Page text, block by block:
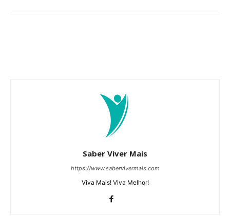
Saber Viver Mais
https://www.sabervivermais.com
Viva Mais! Viva Melhor!